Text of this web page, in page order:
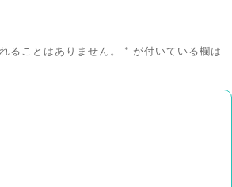
ることはありません。
* が付いている欄は